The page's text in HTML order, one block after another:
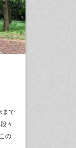
まで
々
の